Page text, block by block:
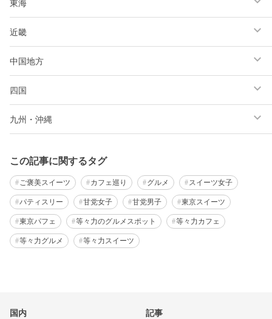
東海
近畿
中国地方
四国
九州・沖縄
この記事に関するタグ
ご褒美スイーツ カフェ巡り グルメ スイーツ女子
パティスリー 甘党女子 甘党男子 東京スイーツ
東京パフェ 等々力のグルメスポット 等々力カフェ
等々力グルメ 等々力スイーツ
国内 記事